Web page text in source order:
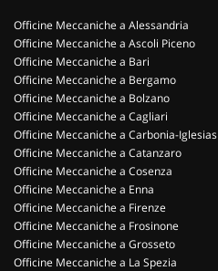
Officine Meccaniche a Alessandria
Officine Meccaniche a Ascoli Piceno
Officine Meccaniche a Bari
Officine Meccaniche a Bergamo
Officine Meccaniche a Bolzano
Officine Meccaniche a Cagliari
Officine Meccaniche a Carbonia-Iglesias
Officine Meccaniche a Catanzaro
Officine Meccaniche a Cosenza
Officine Meccaniche a Enna
Officine Meccaniche a Firenze
Officine Meccaniche a Frosinone
Officine Meccaniche a Grosseto
Officine Meccaniche a La Spezia